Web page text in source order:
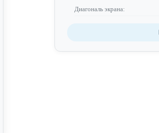
Диагональ экрана: